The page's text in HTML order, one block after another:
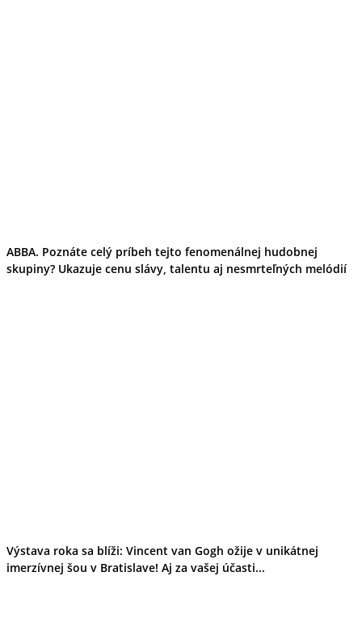
ABBA. Poznáte celý príbeh tejto fenomenálnej hudobnej
skupiny? Ukazuje cenu slávy, talentu aj nesmrteľných melódií
Výstava roka sa blíži: Vincent van Gogh ožije v unikátnej
imerzívnej šou v Bratislave! Aj za vašej účasti...